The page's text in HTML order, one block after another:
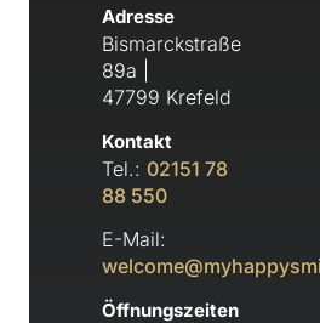
Adresse
Bismarckstraße
89a |
47799 Krefeld
Kontakt
Tel.: 02151 78
88 550
E-Mail:
Öffnungszeiten